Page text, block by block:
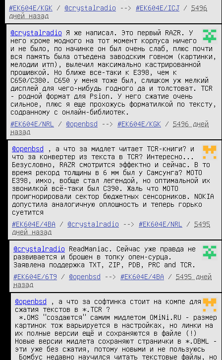
#EK604E/KGK
/ @crystalradio --> #EK604E/ICJ / 5496
дней назад
@crystalradio Я же написал. Это первый RAZR. У
него кроме модного на тот момент корпуса ничего
и не было, по начинке он был очень слаб, плюс почти
вся память была отъедена заводским говном (картинки,
мелодии итп), вылечил максимально кастрированной
прошивкой. Но ближе все-таки к E398, чем к
C650/C380. C650 у меня тоже был, слишком уж мелкий
дисплей для чего-нибудь годного да и толстоват. TCR
- родной формат для Psion. У него сжатие очень
сильное, плюс я еще прохожусь форматилкой по тексту,
содранному с онлайн-библиотек.
#EK604E/NRL
/ @openbsd --> #EK604E/KGK / 5496 дней
назад
@openbsd , а что за мидлет читает TCR-книги? и
что за конвертер из текста в TCR? Интересно...
Безусловно, RAZR смотрится эффектно и сейчас. В то
время рекорд толщины в 6 мм был у Самсунга? МОТО
E398, имхо, вобще стал легендой, но оптимальной их
звонилкой всё-таки был С390. Жаль что МОТО
проигнорировали сектор бюджетных сенсорников. NOKIA
допустила аналогичную оплошность и теперь горько
суетится
#EK604E/4BA
/ @crystalradio --> #EK604E/NRL / 5495
дней назад
@crystalradio ReadManiac. Сейчас уже правда не
развивается и брошен в топку опен-сурца.
Заявлена поддержка TXT, ZIP, PDB, PRC and TCR.
#EK604E/6T9
/ @openbsd --> #EK604E/4BA / 5495 дней
назад
@openbsd , а что за софтинка стоит на компе для
сжатия текстов в *.TCR ?
картинок тож варьируется в настройках, но линки на
их полные версии ещё и сохраняются в файле (!)
Новые версии мидлета сохраняют странички в *.OBML -
эти уже без сжатия, потому новыми и не пользуюсь